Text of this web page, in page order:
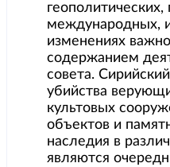
геополитических,
международных,
изменениях
содержанием
совета.
убийства
культовых
объектов и
наследия в
являются